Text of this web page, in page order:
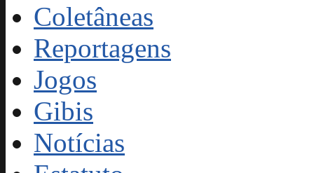
Coletâneas
Reportagens
Jogos
Gibis
Notícias